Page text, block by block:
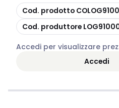
copia
Cod. prodotto
copia
Cod. produttore
Accedi per visualizzare
Accedi